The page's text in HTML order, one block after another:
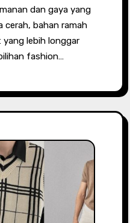
dan gaya yang
cerah, bahan ramah
yang lebih longgar
fashion…